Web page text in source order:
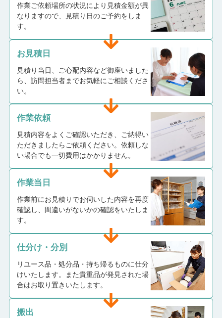
作業ご依頼場所の状況により見積金額が異
なりますので、見積り日のご予約をしま
す。
お見積日
見積り当日、ご心配内容など御座いました
ら、訪問担当者までお気軽にご相談くださ
い。
作業依頼
見積内容をよくご確認いただき、ご納得い
ただきましたらご依頼ください。依頼しな
い場合でも一切費用はかかりません。
作業当日
作業前にお見積りでお伺いした内容を再度
確認し、間違いがないかの確認をいたしま
す。
仕分け・分別
リユース品・処分品・持ち帰るものに仕分
けいたします。また貴重品が発見された場
合はお取り置きいたします。
搬出